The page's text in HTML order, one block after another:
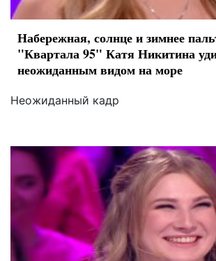
Набережная, солнце и зимнее
"Квартала 95" Катя Никитина
неожиданным видом на море
Неожиданный кадр